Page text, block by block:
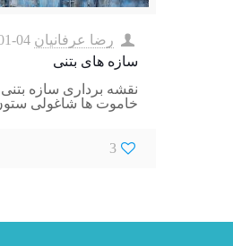
رضا عرفانیان 04
سازه های بتنی
نقشه برداری سازه
خاموت ها شاغولی ستون
3